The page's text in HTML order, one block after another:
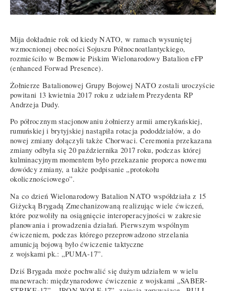
Mija dokładnie rok od kiedy NATO, w ramach wysuniętej
wzmocnionej obecności Sojuszu Północnoatlantyckiego,
rozmieściło w Bemowie Piskim Wielonarodowy Batalion eFP
(enhanced Forwad Presence).
Żołnierze Batalionowej Grupy Bojowej NATO zostali uroczyście
powitani 13 kwietnia 2017 roku z udziałem Prezydenta RP
Andrzeja Dudy.
Po półrocznym stacjonowaniu żołnierzy armii amerykańskiej,
rumuńskiej i brytyjskiej nastąpiła rotacja pododdziałów, a do
nowej zmiany dołączyli także Chorwaci. Ceremonia przekazana
zmiany odbyła się 20 października 2017 roku, podczas której
kulminacyjnym momentem było przekazanie proporca nowemu
dowódcy zmiany, a także podpisanie „protokołu
okolicznościowego”.
Na co dzień Wielonarodowy Batalion NATO współdziała z 15
Giżycką Brygadą Zmechanizowaną realizując wiele ćwiczeń,
które pozwoliły na osiągnięcie interoperacyjności w zakresie
planowania i prowadzenia działań. Pierwszym wspólnym
ćwiczeniem, podczas którego przeprowadzono strzelania
amunicją bojową było ćwiczenie taktyczne
z wojskami pk.: „PUMA-17”.
Dziś Brygada może pochwalić się dużym udziałem w wielu
manewrach: międzynarodowe ćwiczenie z wojskami „SABER-